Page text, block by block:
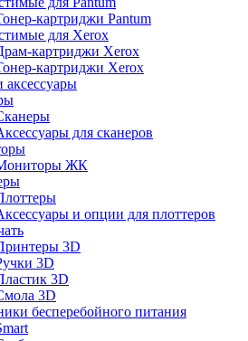
картриджи Pantum
для Xerox
картриджи Xerox
картриджи Xerox
для сканеров
ЖК
и опции для плоттеров
3D
3D
3D
3D
бесперебойного питания